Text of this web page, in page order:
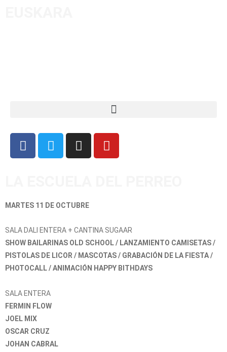
MARTES 11 DE OCTUBRE
SALA DALI ENTERA + CANTINA SUGAAR
SHOW BAILARINAS OLD SCHOOL / LANZAMIENTO CAMISETAS /
PISTOLAS DE LICOR / MASCOTAS / GRABACIÓN DE LA FIESTA /
PHOTOCALL / ANIMACIÓN HAPPY BITHDAYS
SALA ENTERA
FERMIN FLOW
JOEL MIX
OSCAR CRUZ
JOHAN CABRAL